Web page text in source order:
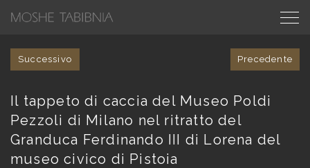
Successivo Precedente
Il tappeto di caccia del Museo Poldi
Pezzoli di Milano nel ritratto del
Granduca Ferdinando III di Lorena del
museo civico di Pistoia